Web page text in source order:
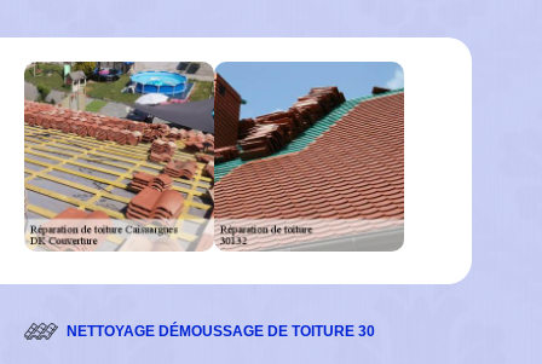
NETTOYAGE DÉMOUSSAGE DE TOITURE 30